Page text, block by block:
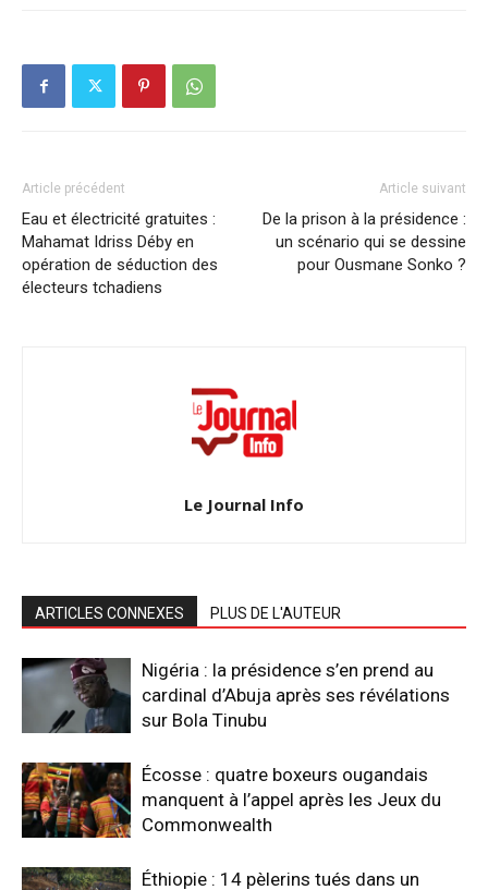
Article précédent
Eau et électricité gratuites :
Mahamat Idriss Déby en
opération de séduction des
électeurs tchadiens
Article suivant
De la prison à la présidence :
un scénario qui se dessine
pour Ousmane Sonko ?
Le Journal Info
ARTICLES CONNEXES PLUS DE L'AUTEUR
Nigéria : la présidence s’en prend au
cardinal d’Abuja après ses révélations
sur Bola Tinubu
Écosse : quatre boxeurs ougandais
manquent à l’appel après les Jeux du
Commonwealth
Éthiopie : 14 pèlerins tués dans un